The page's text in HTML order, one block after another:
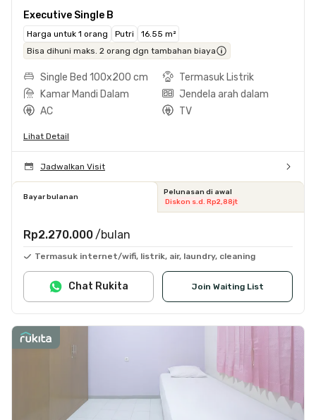
Executive Single B
Harga untuk 1 orang Putri
16.55 m²
Bisa dihuni maks. 2 orang dgn tambahan biaya
Single Bed 100x200 cm
Termasuk Listrik
Kamar Mandi Dalam
Jendela arah dalam
AC
TV
Lihat Detail
Jadwalkan Visit
Bayar bulanan
Pelunasan di awal
Diskon s.d. Rp2,88jt
Rp2.270.000 /bulan
Termasuk internet/wifi, listrik, air, laundry, cleaning
Join Waiting List
Chat Rukita